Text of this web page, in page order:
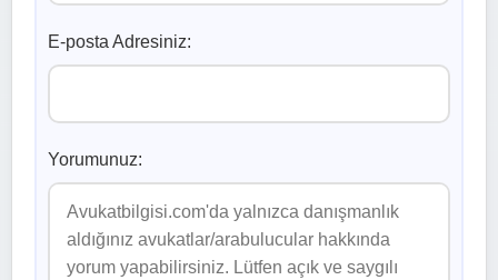
E-posta Adresiniz:
Yorumunuz: